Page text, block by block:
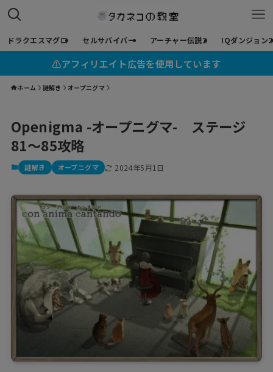
ドラクエスマグロ セルサバイバー アーチャー伝説2 IQダンジョン2
⚠︎アフィリエイト広告を使用しています
ホーム 謎解き オープニグマ
Openigma -オープニグマ- ステージ
81～85攻略
謎解き オープニグマ 2024年5月1日